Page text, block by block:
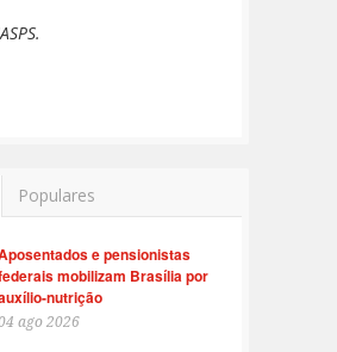
Populares
e pensionistas
mobilizam Brasília por
nutrição
ago 2026